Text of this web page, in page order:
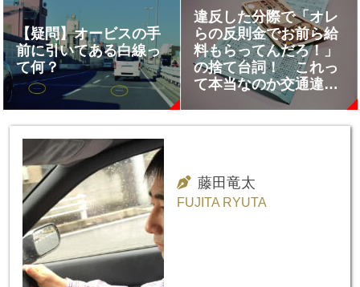
【疑問】オービスの手
前に引いてある白線っ
て何？
違反した分際で「オレ
らの反則金でお前ら給
料もらってんだろ！」
の捨て台詞！ これっ
て本当なのか交通違反
の反則金の行方を追っ
藤田竜太
FUJITA RYUTA